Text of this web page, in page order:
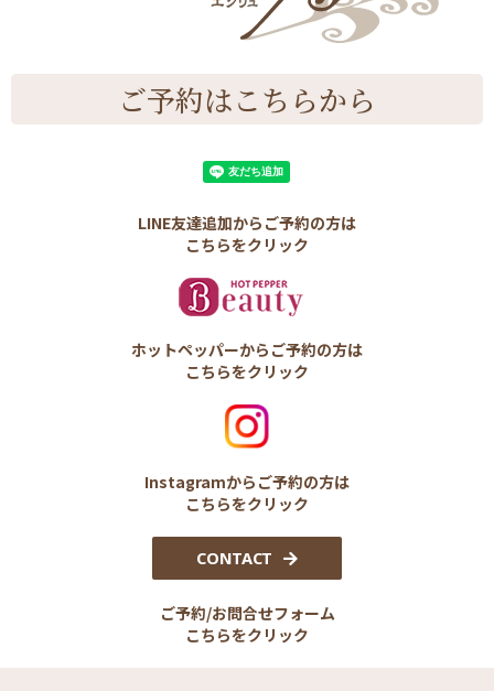
ご予約はこちらから
LINE友達追加からご予約の方は
こちらをクリック
ホットペッパーからご予約の方は
こちらをクリック
Instagramからご予約の方は
こちらをクリック
CONTACT
ご予約/お問合せフォーム
こちらをクリック